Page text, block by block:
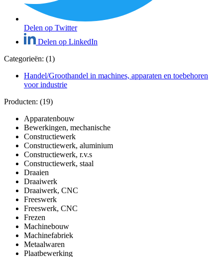
Delen op Twitter
Delen op LinkedIn
Categorieën: (1)
Handel/Groothandel in machines, apparaten en toebehoren
voor industrie
Producten: (19)
Apparatenbouw
Bewerkingen, mechanische
Constructiewerk
Constructiewerk, aluminium
Constructiewerk, r.v.s
Constructiewerk, staal
Draaien
Draaiwerk
Draaiwerk, CNC
Freeswerk
Freeswerk, CNC
Frezen
Machinebouw
Machinefabriek
Metaalwaren
Plaatbewerking